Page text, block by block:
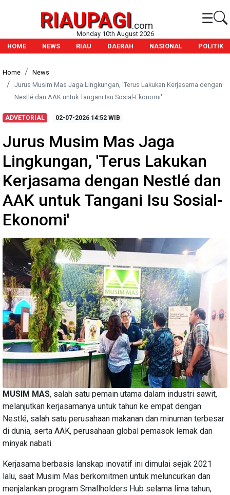
RIAUPAGI.com ☰
Monday 10th August 2026
HOME
NEWS RIAU DAERAH NASIONAL POLITIK
Home
News
Jurus Musim Mas Jaga Lingkungan, 'Terus Lakukan Kerjasama dengan
Nestlé dan AAK untuk Tangani Isu Sosial-Ekonomi'
ADVETORIAL 02-07-2026 14:52 WIB
Jurus Musim Mas Jaga
Lingkungan, 'Terus Lakukan
Kerjasama dengan Nestlé dan
AAK untuk Tangani Isu Sosial-
Ekonomi'
MUSIM MAS, salah satu pemain utama dalam industri sawit,
melanjutkan kerjasamanya untuk tahun ke empat dengan
Nestlé, salah satu perusahaan makanan dan minuman terbesar
di dunia, serta AAK, perusahaan global pemasok lemak dan
minyak nabati.
Kerjasama berbasis lanskap inovatif ini dimulai sejak 2021
lalu, saat Musim Mas berkomitmen untuk meluncurkan dan
menjalankan program Smallholders Hub selama lima tahun,